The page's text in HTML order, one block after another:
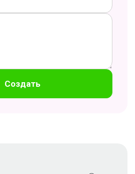
Создать